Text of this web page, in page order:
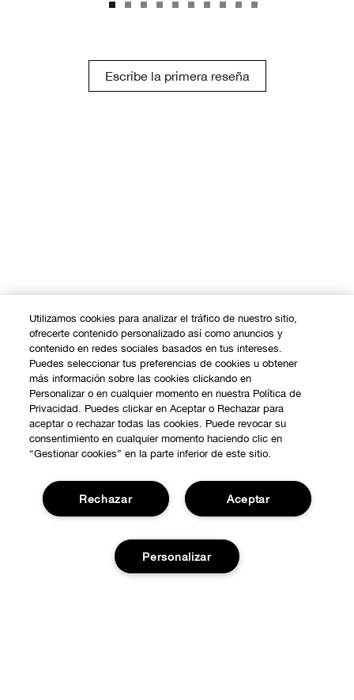
Escribe la primera reseña
Utilizamos cookies para analizar el tráfico de nuestro sitio,
ofrecerte contenido personalizado así como anuncios y
contenido en redes sociales basados en tus intereses.
Puedes seleccionar tus preferencias de cookies u obtener
más información sobre las cookies clickando en
Personalizar o en cualquier momento en nuestra Política de
Privacidad. Puedes clickar en Aceptar o Rechazar para
aceptar o rechazar todas las cookies. Puede revocar su
consentimiento en cualquier momento haciendo clic en
“Gestionar cookies” en la parte inferior de este sitio.
Aceptar
Rechazar
Personalizar